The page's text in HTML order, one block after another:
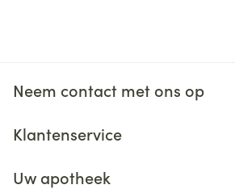
Neem contact met ons op
Klantenservice
Uw apotheek